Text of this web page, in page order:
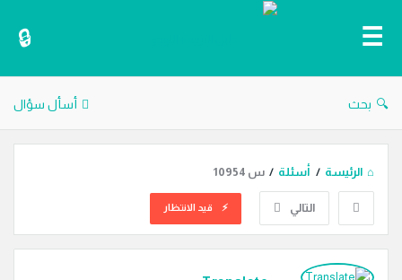
دليل
بحث أسأل سؤال
الرئيسة / أسئلة / س 10954
التالي قيد الانتظار
دليل